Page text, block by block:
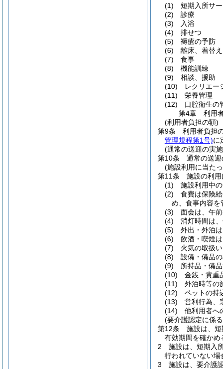
(1)
短期入所サ
(2)
診療
(3)
入浴
(4)
排せつ
(5)
褥瘡の予防
(6)
離床、着替
(7)
食事
(8)
機能訓練
(9)
相談、援助
(10)
レクリエー
(11)
栄養管理
(12)
口腔衛生の
第4章
利用
(利用者負担の額)
第9条
利用者負担
管理規程第1号)に
(通常の送迎の実
第10条
通常の送迎
(施設利用に当た
第11条
施設の利用
(1)
施設利用中
(2)
食費は保険
め、食事内容を
(3)
面会は、午
(4)
消灯時間は、
(5)
外出・外泊
(6)
飲酒・喫煙
(7)
火気の取扱
(8)
設備・備品
(9)
所持品・備
(10)
金銭・貴重
(11)
外泊時等の
(12)
ペットの持
(13)
営利行為、
(14)
他利用者へ
(要介護認定に係
第12条
施設は、
有効期間を確かめ
2
施設は、短期入
行われていない場
3
施設は、要介護